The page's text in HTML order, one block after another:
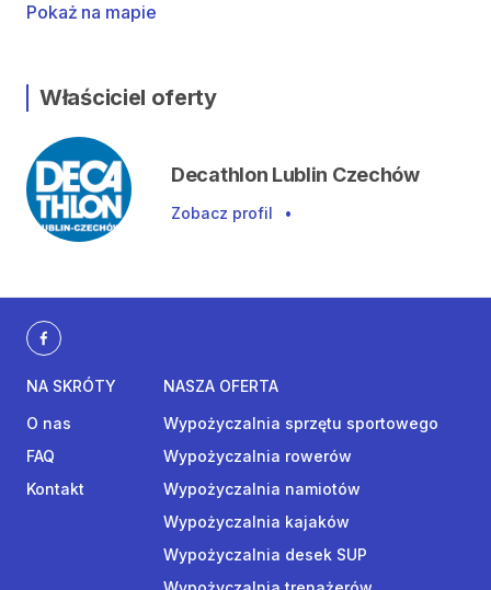
Pokaż na mapie
Właściciel oferty
Decathlon Lublin Czechów
Zobacz profil •
NA SKRÓTY
O nas
FAQ
Kontakt
NASZA OFERTA
Wypożyczalnia sprzętu sportowego
Wypożyczalnia rowerów
Wypożyczalnia namiotów
Wypożyczalnia kajaków
Wypożyczalnia desek SUP